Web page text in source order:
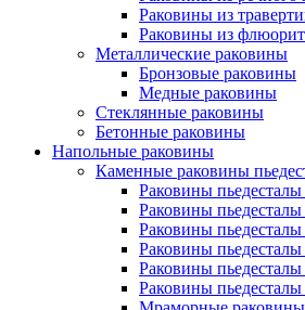
Раковины из
Раковины из
Металлические раковины
Бронзовые раковины
Медные раковины
Стеклянные раковины
Бетонные раковины
Напольные раковины
Каменные раковины
Раковины пьедесталы
Раковины пьедесталы
Раковины пьедесталы
Раковины пьедесталы
Раковины
Раковины пьедесталы